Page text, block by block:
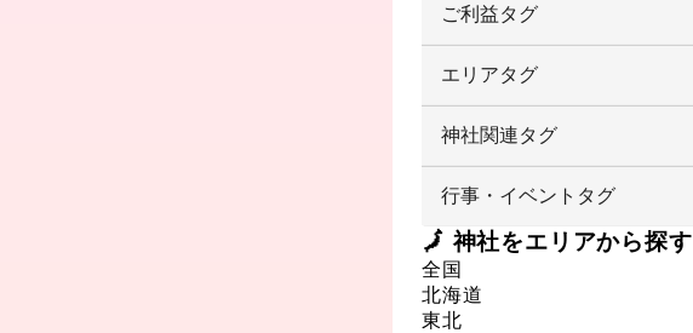
ご利益タグ
エリアタグ
神社関連タグ
行事・イベントタグ
🗾 神社をエリアから探す
全国
北海道
東北